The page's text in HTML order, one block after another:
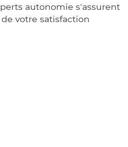
autonomie s'assurent
de votre satisfaction